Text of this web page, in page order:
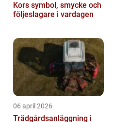
Kors symbol, smycke och
följeslagare i vardagen
06 april 2026
Trädgårdsanläggning i